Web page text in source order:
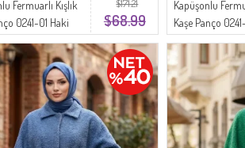
$171.21
$68.99
Fermuarlı Kışlık
0241-01 Haki
Kapüşonlu
Kaşe Panço